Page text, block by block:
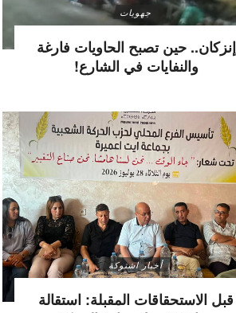
جهويات
إنزكان.. حين تصبح الحاويات فارغة
والنفايات في الشارع!
أخبار اشتوكة
قبل الاستحقاقات المقبلة: استقالة